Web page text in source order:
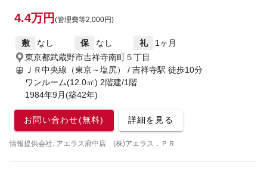
4.4万円 (管理費等2,000円)
敷 なし 保 なし 礼
1ヶ月
東京都武蔵野市吉祥寺南町５丁目
ＪＲ中央線（東京～塩尻） / 吉祥寺駅 徒歩10分
ワンルーム(12.0㎡) 2階建/1階
1984年9月(築42年)
お問い合わせ(無料) 詳細を見る
情報提供会社: アエラス府中店 (株)アエラス．ＰＲ